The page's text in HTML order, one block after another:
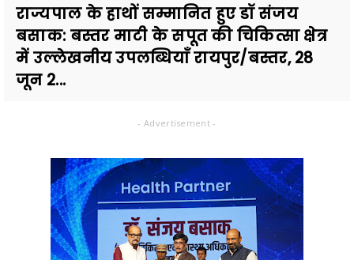
राज्यपाल के हाथों सम्मानित हुए डॉ संजय
बसाक: बस्तर माटी के सपूत की चिकित्सा क्षेत्र
में उल्लेखनीय उपलब्धियाँ रायपुर/बस्तर, 28
जून 2...
- Advertisement -